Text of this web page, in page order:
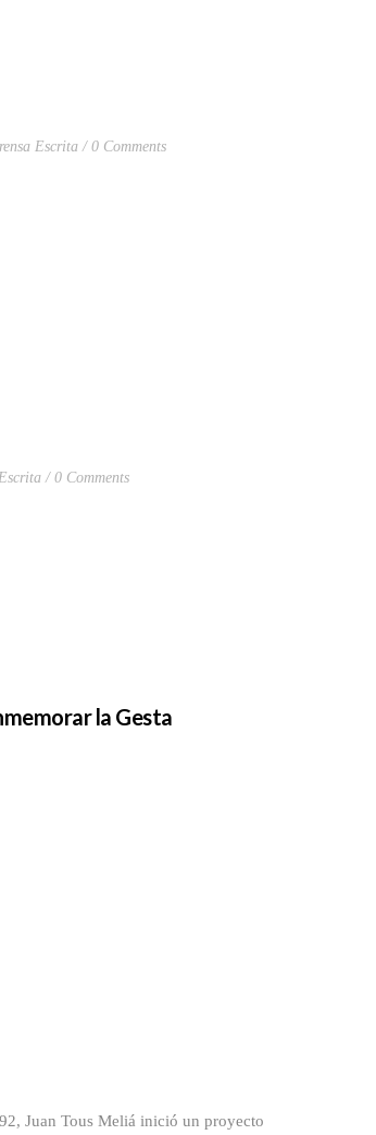
Escrita 0 Comments
0 Comments
la Gesta
Tous Meliá inició un proyecto